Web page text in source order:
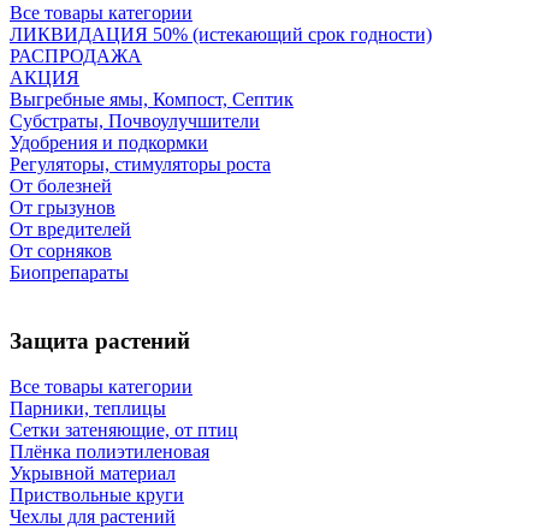
Все товары категории
ЛИКВИДАЦИЯ 50% (истекающий срок годности)
РАСПРОДАЖА
АКЦИЯ
Выгребные ямы, Компост, Септик
Субстраты, Почвоулучшители
Удобрения и подкормки
Регуляторы, стимуляторы роста
От болезней
От грызунов
От вредителей
От сорняков
Биопрепараты
Защита растений
Все товары категории
Парники, теплицы
Сетки затеняющие, от птиц
Плёнка полиэтиленовая
Укрывной материал
Приствольные круги
Чехлы для растений